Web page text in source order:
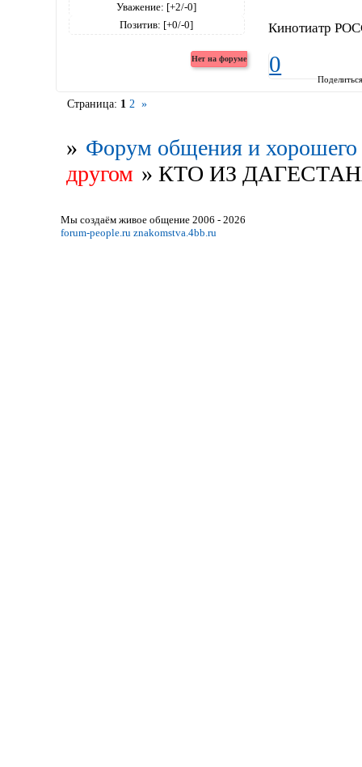
Уважение: [+2/-0]
Позитив: [+0/-0] Кинотиатр
0
Страница: 1 2 »
» Форум общения и хорошего
другом » КТО ИЗ
Мы создаём живое общение 2006 - 2026
forum-people.ru znakomstva.4bb.ru